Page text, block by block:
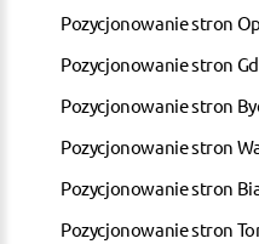
Pozycjonowanie stron
Pozycjonowanie stron
Pozycjonowanie stron
Pozycjonowanie stron
Pozycjonowanie stron
Pozycjonowanie stron